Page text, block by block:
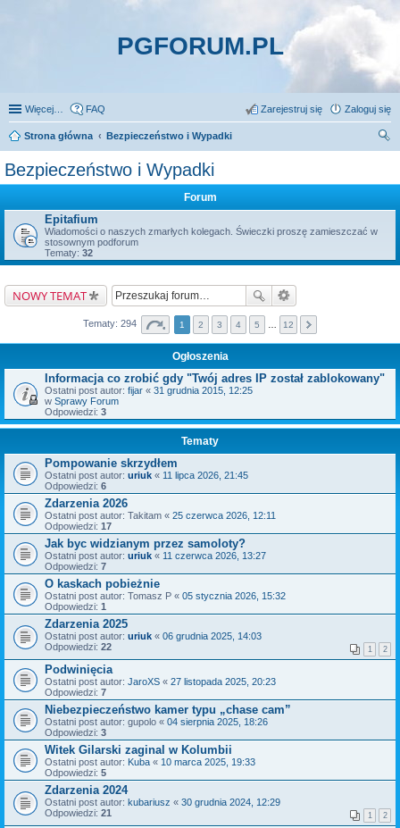
PGFORUM.PL
Więcej… FAQ Zaloguj się
Zarejestruj się
Strona główna
Bezpieczeństwo i Wypadki
Bezpieczeństwo i Wypadki
Forum
Epitafium
Wiadomości o naszych zmarłych kolegach. Świeczki proszę zamieszczać w
stosownym podforum
Tematy: 32
NOWY TEMAT
Tematy: 294 1 2 3 4 5 12
Ogłoszenia
Informacja co zrobić gdy "Twój adres IP został zablokowany"
Ostatni post autor: fijar « 31 grudnia 2015, 12:25
w Sprawy Forum
Odpowiedzi: 3
Tematy
Pompowanie skrzydłem
Ostatni post autor: uriuk « 11 lipca 2026, 21:45
Odpowiedzi: 6
Zdarzenia 2026
Ostatni post autor: Takitam « 25 czerwca 2026, 12:11
Odpowiedzi: 17
Jak byc widzianym przez samoloty?
Ostatni post autor: uriuk « 11 czerwca 2026, 13:27
Odpowiedzi: 7
O kaskach pobieżnie
Ostatni post autor: Tomasz P « 05 stycznia 2026, 15:32
Odpowiedzi: 1
Zdarzenia 2025
Ostatni post autor: uriuk « 06 grudnia 2025, 14:03
Odpowiedzi: 22 1 2
Podwinięcia
Ostatni post autor: JaroXS « 27 listopada 2025, 20:23
Odpowiedzi: 7
Niebezpieczeństwo kamer typu „chase cam”
Ostatni post autor: gupolo « 04 sierpnia 2025, 18:26
Odpowiedzi: 3
Witek Gilarski zaginal w Kolumbii
Ostatni post autor: Kuba « 10 marca 2025, 19:33
Odpowiedzi: 5
Zdarzenia 2024
Ostatni post autor: kubariusz « 30 grudnia 2024, 12:29
Odpowiedzi: 21 1 2